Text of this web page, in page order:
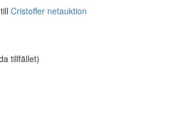
Cristoffer netauktion
tillfället)